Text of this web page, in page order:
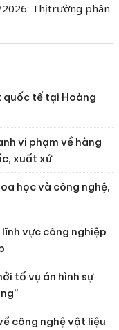
Thị trường phân
quốc tế tại Hoàng
vi phạm về hàng
xuất xứ
học và công nghệ,
vực công nghiệp
tố vụ án hình sự
công nghệ vật liệu